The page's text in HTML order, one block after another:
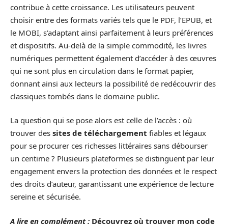
contribue à cette croissance. Les utilisateurs peuvent
choisir entre des formats variés tels que le PDF, l’EPUB, et
le MOBI, s’adaptant ainsi parfaitement à leurs préférences
et dispositifs. Au-delà de la simple commodité, les livres
numériques permettent également d’accéder à des œuvres
qui ne sont plus en circulation dans le format papier,
donnant ainsi aux lecteurs la possibilité de redécouvrir des
classiques tombés dans le domaine public.
La question qui se pose alors est celle de l’accès : où
trouver des sites de téléchargement fiables et légaux
pour se procurer ces richesses littéraires sans débourser
un centime ? Plusieurs plateformes se distinguent par leur
engagement envers la protection des données et le respect
des droits d’auteur, garantissant une expérience de lecture
sereine et sécurisée.
A lire en complément : Découvrez où trouver mon code